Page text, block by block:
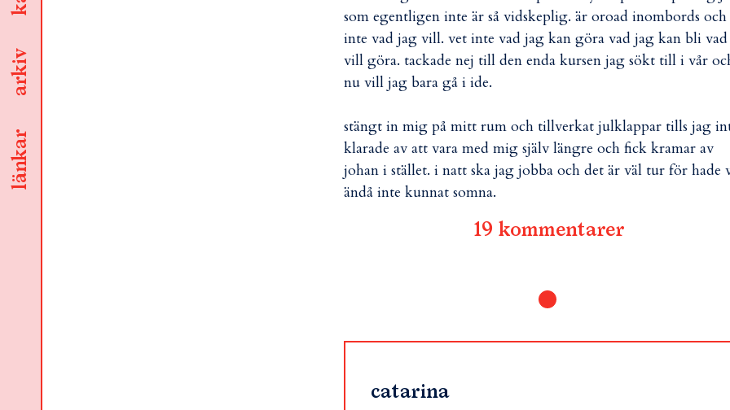
länkar
arkiv
som egentligen inte är så vidskeplig. är oroad inombords
inte vad jag vill. vet inte vad jag kan göra vad jag kan bli
vill göra. tackade nej till den enda kursen jag sökt till i vår
nu vill jag bara gå i ide.
stängt in mig på mitt rum och tillverkat julklappar tills jag
klarade av att vara med mig själv längre och fick kramar av
johan i stället. i natt ska jag jobba och det är väl tur för hade
ändå inte kunnat somna.
19 kommentarer
catarina